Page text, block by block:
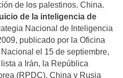
de los palestinos. China.
de la inteligencia de
Nacional de Inteligencia
publicado por la Oficina
el 15 de septiembre,
a Irán, la República
(RPDC), China y Rusia